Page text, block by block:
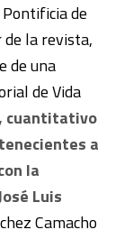
de
la revista,
de una
de Vida
cuantitativo
a
la
Luis
Camacho